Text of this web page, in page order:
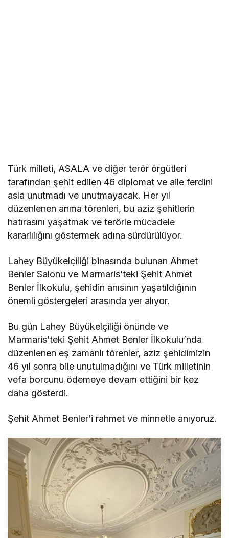
Türk milleti, ASALA ve diğer terör örgütleri
tarafından şehit edilen 46 diplomat ve aile ferdini
asla unutmadı ve unutmayacak. Her yıl
düzenlenen anma törenleri, bu aziz şehitlerin
hatırasını yaşatmak ve terörle mücadele
kararlılığını göstermek adına sürdürülüyor.
Lahey Büyükelçiliği binasında bulunan Ahmet
Benler Salonu ve Marmaris’teki Şehit Ahmet
Benler İlkokulu, şehidin anısının yaşatıldığının
önemli göstergeleri arasında yer alıyor.
Bu gün Lahey Büyükelçiliği önünde ve
Marmaris’teki Şehit Ahmet Benler İlkokulu’nda
düzenlenen eş zamanlı törenler, aziz şehidimizin
46 yıl sonra bile unutulmadığını ve Türk milletinin
vefa borcunu ödemeye devam ettiğini bir kez
daha gösterdi.
Şehit Ahmet Benler’i rahmet ve minnetle anıyoruz.